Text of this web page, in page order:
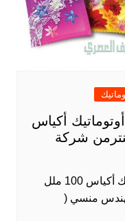
أكياس
شركة
ماكينة تعبئة سوائل حجمية أوتوماتيك أكياس 100 ملل
منسي (